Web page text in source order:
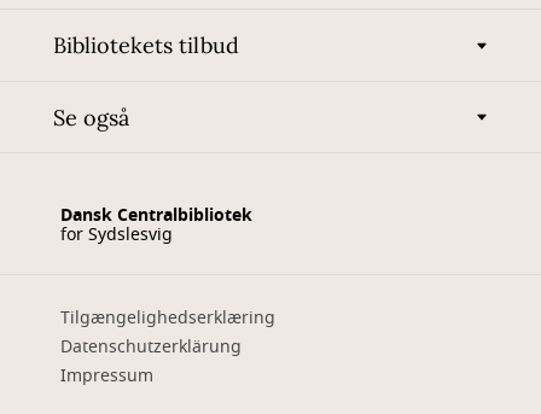
Bibliotekets tilbud
Se også
Dansk Centralbibliotek
for Sydslesvig
Tilgængelighedserklæring
Datenschutzerklärung
Impressum